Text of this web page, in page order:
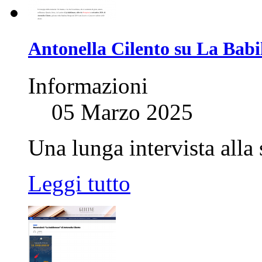
Antonella Cilento su La
Informazioni
05 Marzo 2025
Una lunga intervista
Leggi tutto